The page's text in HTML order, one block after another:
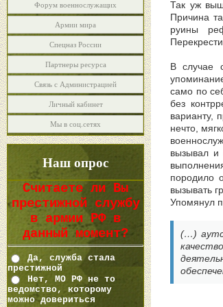
Форум военнослужащих
Армии мира
Спецназ России
Партнеры ресурса
Связь с Администрацией
Личный кабинет
Мы в соц.сетях
Наш опрос
Считаете ли Вы
престижной службу
в армии РФ в
данный момент?
Да, служба стала
престижной
Нет, МО РФ не то
ведомство, которому
можно довериться
Так уж
Причина
руины
В случае
само по
без
варианту,
нечто,
вызывал и
породило
вызывать
Упомянул
(…)